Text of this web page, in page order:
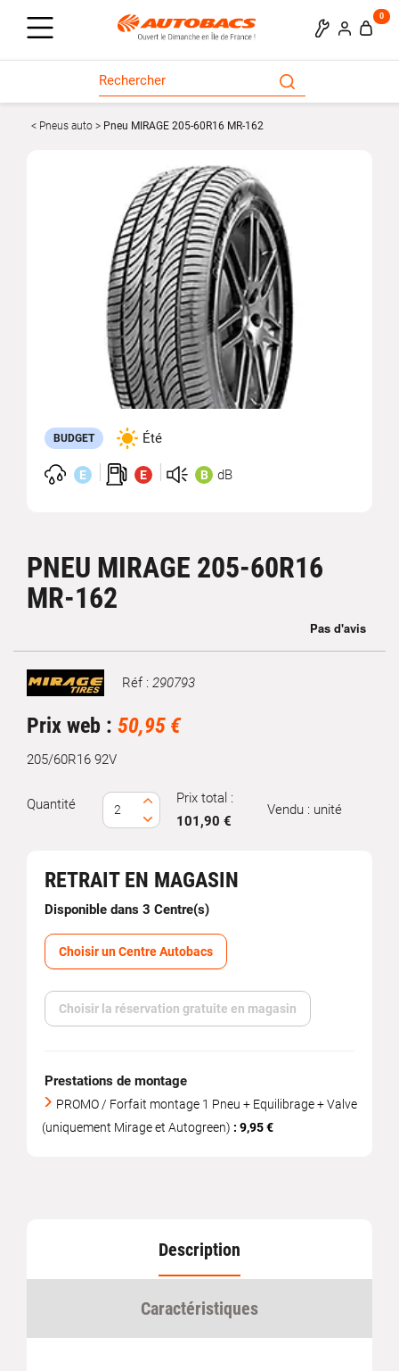
0
Pneus auto Pneu MIRAGE 205-60R16 MR-162
PNEU MIRAGE 205-60R16
MR-162
BUDGET Été
E E B dB
Marque Réf : 290793
Prix web : 50,95 €
205/60R16 92V
Quantité
Prix total :
101,90 €
Vendu : unité
RETRAIT EN MAGASIN
Disponible dans 3 Centre(s)
Choisir un Centre Autobacs
Choisir la réservation gratuite en magasin
Prestations de montage
PROMO / Forfait montage 1 Pneu + Equilibrage + Valve
(uniquement Mirage et Autogreen) : 9,95 €
Description
Caractéristiques